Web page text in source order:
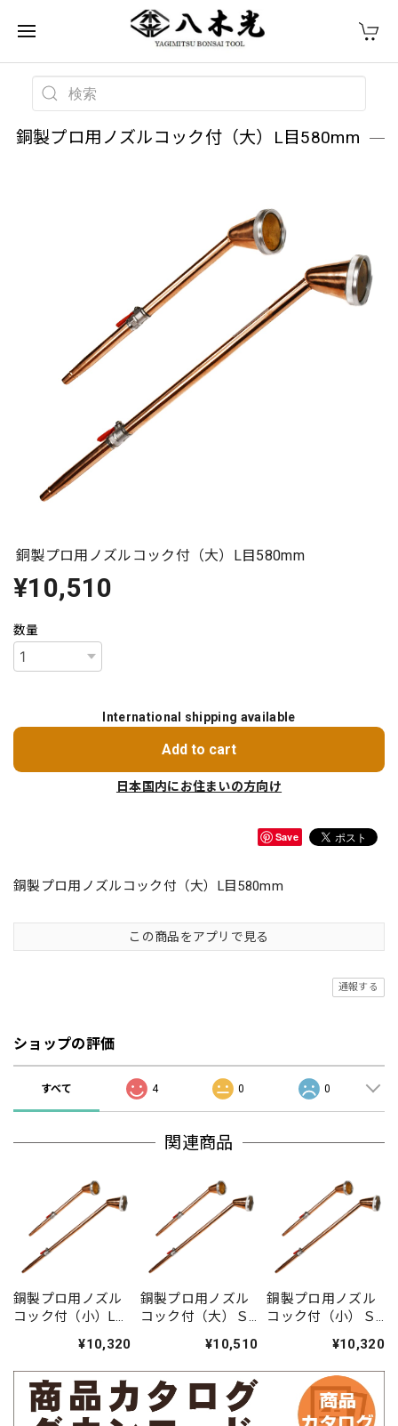
銅製プロ用ノズルコック付（大）L目580mm
銅製プロ用ノズルコック付（大）L目580mm
¥10,510
数量
International shipping available
Add to cart
日本国内にお住まいの方向け
Save
銅製プロ用ノズルコック付（大）L目580mm
この商品をアプリで見る
通報する
ショップの評価
すべて 4 0 0
関連商品
銅製プロ用ノズル
コック付（小）L目
¥10,320
銅製プロ用ノズル
コック付（大）Ｓ
¥10,510
銅製プロ用ノズル
コック付（小）Ｓ
¥10,320